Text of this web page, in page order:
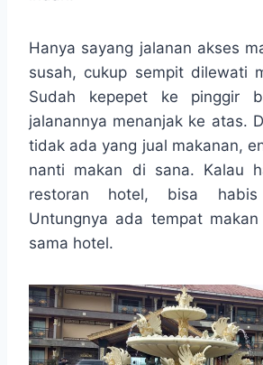
Hanya sayang jalanan akses
susah, cukup sempit dilewati
Sudah kepepet ke pinggir
jalanannya menanjak ke atas.
tidak ada yang jual makanan,
nanti makan di sana. Kalau
restoran hotel, bisa
Untungnya ada tempat
sama hotel.